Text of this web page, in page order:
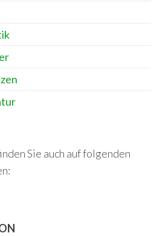
Sie auch auf folgenden